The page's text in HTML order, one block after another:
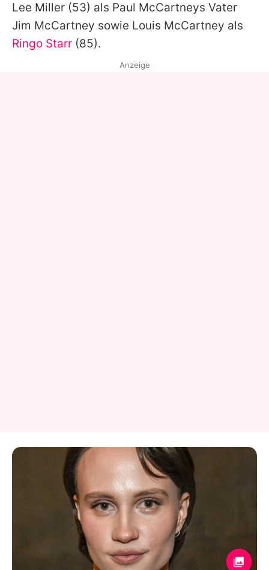
Lee Miller (53) als Paul McCartneys Vater
Jim McCartney sowie Louis McCartney als
Ringo Starr (85).
Anzeige